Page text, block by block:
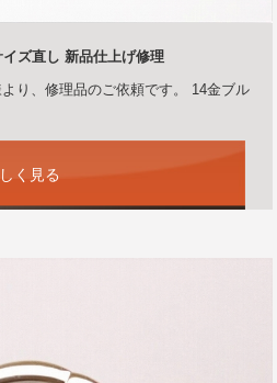
ズ直し 新品仕上げ修理
り、修理品のご依頼です。 14金ブル
く見る